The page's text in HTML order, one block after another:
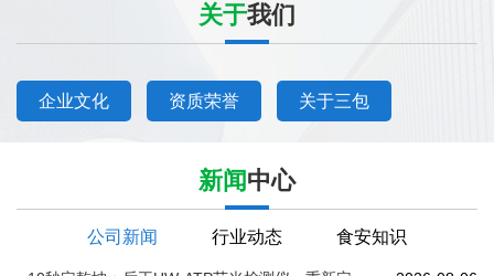
关于我们
企业文化 资质荣誉 关于三包
新闻中心
公司新闻 行业动态 食安知识